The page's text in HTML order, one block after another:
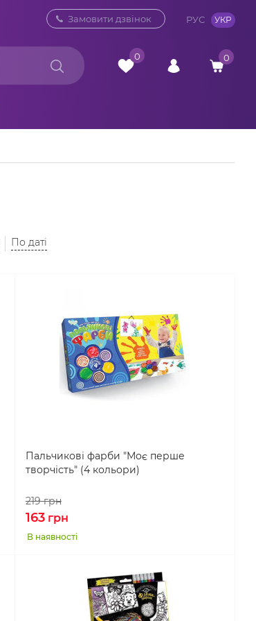
0 800 33 10 32
Замовити дзвінок РУС УКР
0 0
По даті
Пальчикові фарби "Моє перше
творчість" (4 кольори)
219грн
163грн
В наявності